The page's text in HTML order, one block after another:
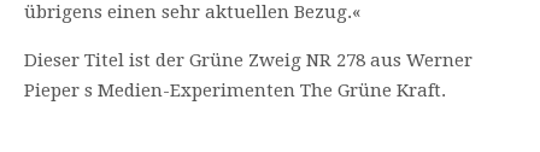
übrigens einen sehr aktuellen Bezug.«
Dieser Titel ist der Grüne Zweig NR 278 aus Werner
Pieper s Medien-Experimenten The Grüne Kraft.